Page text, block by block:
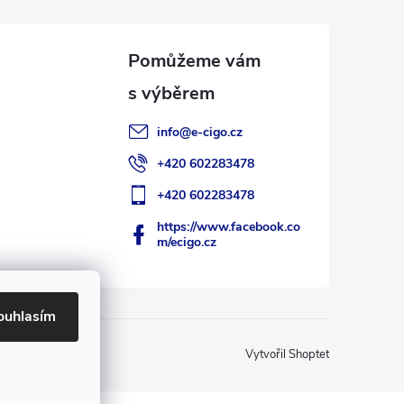
info@e-cigo.cz
+420 602283478
+420 602283478
https://www.facebook.co
m/ecigo.cz
Vytvořil Shoptet